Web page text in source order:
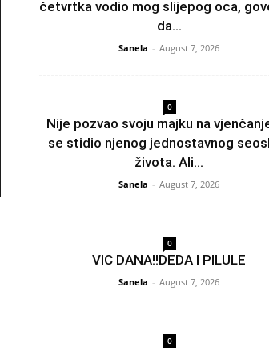
četvrtka vodio mog slijepog oca,
da...
Sanela - August 7, 2026
0
Nije pozvao svoju majku na
se stidio njenog jednostavnog
života. Ali...
Sanela - August 7, 2026
0
VIC DANA!!DEDA I PILULE
Sanela - August 7, 2026
0